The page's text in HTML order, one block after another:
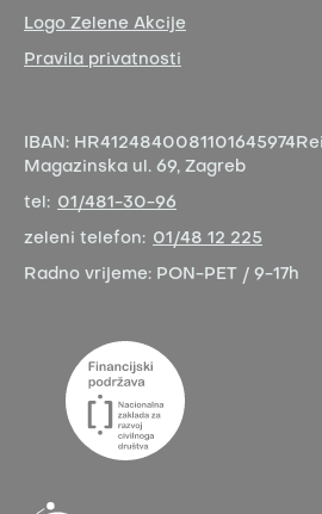
Logo Zelene Akcije
Pravila privatnosti
IBAN: HR4124840081101645974
Magazinska ul. 69, Zagreb
tel: 01/481-30-96
zeleni telefon: 01/48 12 225
Radno vrijeme: PON-PET / 9-17h